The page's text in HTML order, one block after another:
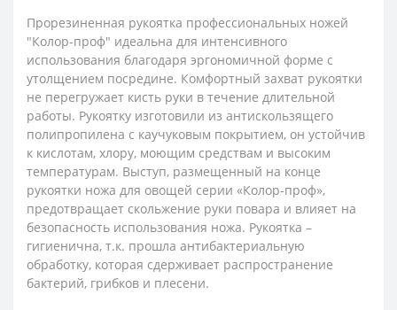
Прорезиненная рукоятка профессиональных ножей
"Колор-проф" идеальна для интенсивного
использования благодаря эргономичной форме с
утолщением посредине. Комфортный захват рукоятки
не перегружает кисть руки в течение длительной
работы. Рукоятку изготовили из антискользящего
полипропилена с каучуковым покрытием, он устойчив
к кислотам, хлору, моющим средствам и высоким
температурам. Выступ, размещенный на конце
рукоятки ножа для овощей серии «Колор-проф»,
предотвращает скольжение руки повара и влияет на
безопасность использования ножа. Рукоятка –
гигиенична, т.к. прошла антибактериальную
обработку, которая сдерживает распространение
бактерий, грибков и плесени.